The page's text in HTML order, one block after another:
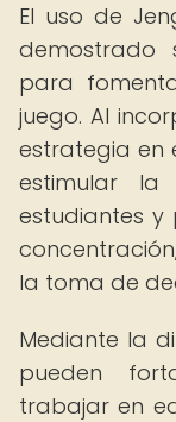
El uso de
demostrado
para
juego. Al
estrategia en
estimular
estudiantes
la toma de
Mediante la
pueden
trabajar en